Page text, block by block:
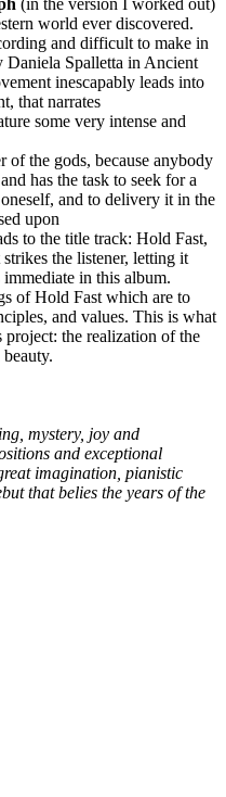
world ever discovered.
and difficult to make in
Spalletta in Ancient
inescapably leads into
that narrates
some very intense and
of the gods, because anybody
has the task to seek for a
and to delivery it in the
upon
to the title track: Hold Fast,
the listener, letting it
immediate in this album.
of Hold Fast which are to
and values. This is what
the realization of the
mystery, joy and
and exceptional
imagination, pianistic
that belies the years of the